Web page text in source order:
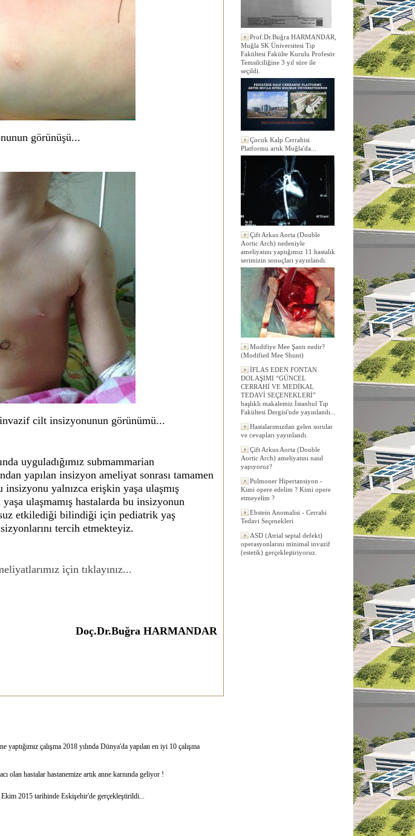
görünüşü...
cilt insizyonunun görünümü...
uyguladığımız submammarian
yapılan insizyon ameliyat sonrası tamamen
yalnızca erişkin yaşa ulaşmış
ulaşmamış hastalarda bu insizyonun
etkilediği bilindiği için pediatrik yaş
tercih etmekteyiz.
için tıklayınız...
Doç.Dr.Buğra HARMANDAR
çalışma 2018 yılında Dünya'da yapılan en iyi 10 çalışma
olan hastalar hastanemize artık anne karnında geliyor !
2015 tarihinde Eskişehir'de gerçekleştirildi...
Prof.Dr.Buğra HARMANDAR,
Muğla SK Üniversitesi Tıp
Fakültesi Fakülte Kurulu Profesör
Temsilciliğine 3 yıl süre ile
seçildi.
Çocuk Kalp Cerrahisi
Platformu artık Muğla'da...
Çift Arkus Aorta (Double
Aortic Arch) nedeniyle
ameliyatını yaptığımız 11 hastalık
serimizin sonuçları yayınlandı.
Modifiye Mee Şantı nedir?
(Modified Mee Shunt)
İFLAS EDEN FONTAN
DOLAŞIMI “GÜNCEL
CERRAHİ VE MEDİKAL
TEDAVİ SEÇENEKLERİ”
başlıklı makalemiz İstanbul Tıp
Fakültesi Dergisi'nde yayınlandı...
Hastalarımızdan gelen sorular
ve cevapları yayınlandı.
Çift Arkus Aorta (Double
Aortic Arch) ameliyatını nasıl
yapıyoruz?
Pulmoner Hipertansiyon -
Kimi opere edelim ? Kimi opere
etmeyelim ?
Ebstein Anomalisi - Cerrahi
Tedavi Seçenekleri
ASD (Atrial septal defekt)
operasyonlarını minimal invazif
(estetik) gerçekleştiriyoruz.